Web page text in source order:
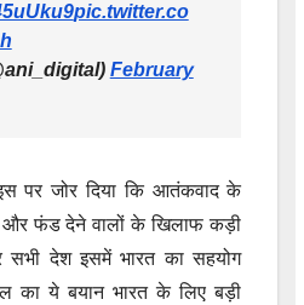
pic.twitter.co
February
पर जोर दिया कि आतंकवाद के
और फंड देने वालों के खिलाफ कड़ी
सभी देश इसमें भारत का सहयोग
का ये बयान भारत के लिए बड़ी